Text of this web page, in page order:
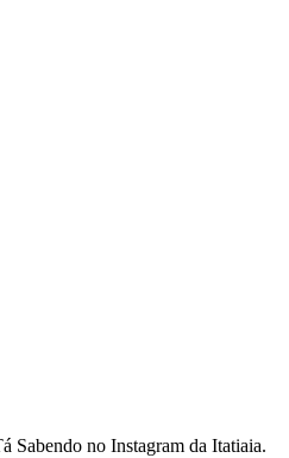
Sabendo no Instagram da Itatiaia.